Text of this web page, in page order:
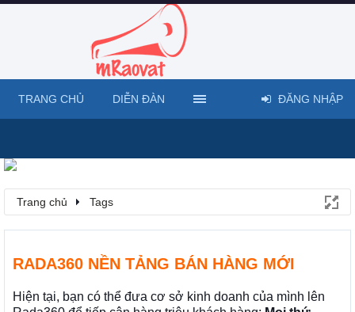
Trang chủ Tags
RADA360 NỀN TẢNG BÁN HÀNG MỚI
Hiện tại, bạn có thể đưa cơ sở kinh doanh của mình lên
TRANG CHỦ DIỄN ĐÀN ĐĂNG NHẬP